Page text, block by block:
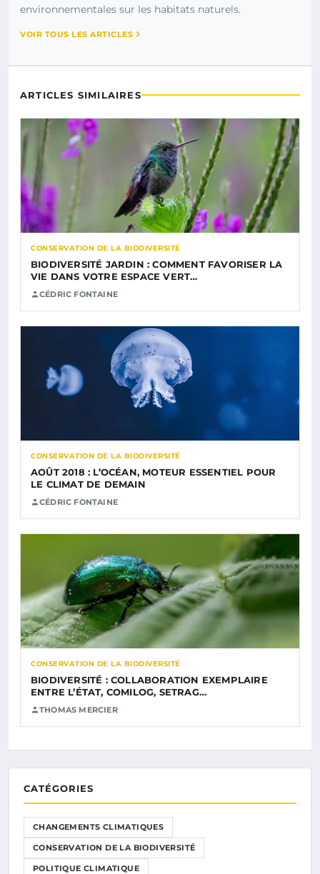
environnementales sur les habitats naturels.
VOIR TOUS LES ARTICLES
ARTICLES SIMILAIRES
CONSERVATION DE LA BIODIVERSITÉ
BIODIVERSITÉ JARDIN : COMMENT FAVORISER LA
VIE DANS VOTRE ESPACE VERT…
CÉDRIC FONTAINE
CONSERVATION DE LA BIODIVERSITÉ
AOÛT 2018 : L’OCÉAN, MOTEUR ESSENTIEL POUR
LE CLIMAT DE DEMAIN
CÉDRIC FONTAINE
CONSERVATION DE LA BIODIVERSITÉ
BIODIVERSITÉ : COLLABORATION EXEMPLAIRE
ENTRE L’ÉTAT, COMILOG, SETRAG…
THOMAS MERCIER
CATÉGORIES
CHANGEMENTS CLIMATIQUES
CONSERVATION DE LA BIODIVERSITÉ
POLITIQUE CLIMATIQUE